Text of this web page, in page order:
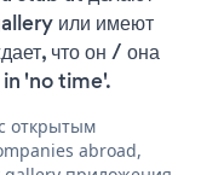
или имеют
что он / она
in 'no time'.
открытым
abroad,